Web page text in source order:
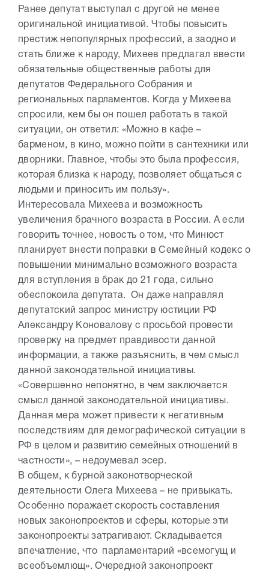
Ранее депутат выступал с другой не менее
оригинальной инициативой. Чтобы повысить
престиж непопулярных профессий, а заодно и
стать ближе к народу, Михеев предлагал ввести
обязательные общественные работы для
депутатов Федерального Собрания и
региональных парламентов. Когда у Михеева
спросили, кем бы он пошел работать в такой
ситуации, он ответил: «Можно в кафе –
барменом, в кино, можно пойти в сантехники или
дворники. Главное, чтобы это была профессия,
которая близка к народу, позволяет общаться с
людьми и приносить им пользу».
Интересовала Михеева и возможность
увеличения брачного возраста в России. А если
говорить точнее, новость о том, что Минюст
планирует внести поправки в Семейный кодекс о
повышении минимально возможного возраста
для вступления в брак до 21 года, сильно
обеспокоила депутата. Он даже направлял
депутатский запрос министру юстиции РФ
Александру Коновалову с просьбой провести
проверку на предмет правдивости данной
информации, а также разъяснить, в чем смысл
данной законодательной инициативы.
«Совершенно непонятно, в чем заключается
смысл данной законодательной инициативы.
Данная мера может привести к негативным
последствиям для демографической ситуации в
РФ в целом и развитию семейных отношений в
частности», – недоумевал эсер.
В общем, к бурной законотворческой
деятельности Олега Михеева – не привыкать.
Особенно поражает скорость составления
новых законопроектов и сферы, которые эти
законопроекты затрагивают. Складывается
впечатление, что парламентарий «всемогущ и
всеобъемлющ». Очередной законопроект